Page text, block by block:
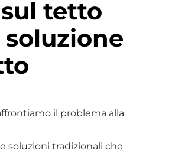
tetto
il problema alla
soluzioni tradizionali che